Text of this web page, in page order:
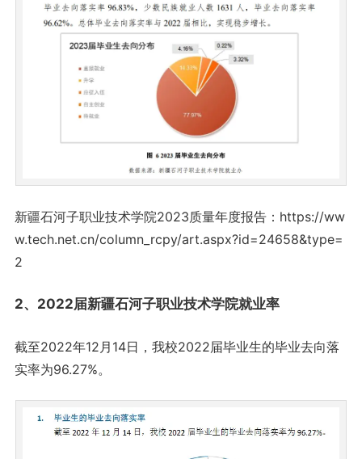
新疆石河子职业技术学院2023质量年度报告：https://ww
w.tech.net.cn/column_rcpy/art.aspx?id=24658&type=
2
2、2022届新疆石河子职业技术学院就业率
截至2022年12月14日，我校2022届毕业生的毕业去向落
实率为96.27%。